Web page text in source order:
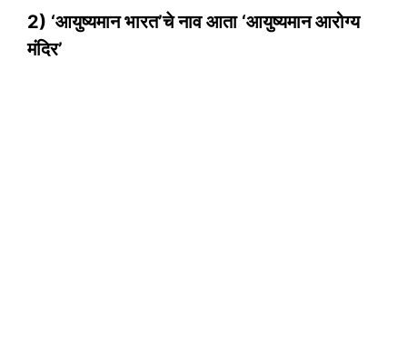
2) ‘आयुष्यमान भारत’चे नाव आता ‘आयुष्यमान आरोग्य
मंदिर’